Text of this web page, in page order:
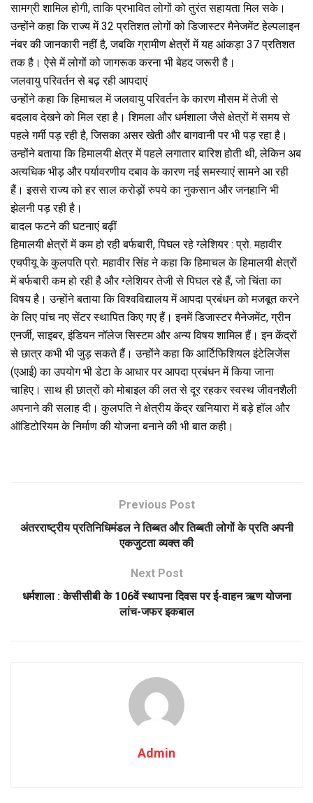
सामग्री शामिल होगी, ताकि प्रभावित लोगों को तुरंत सहायता मिल सके।
उन्होंने कहा कि राज्य में 32 प्रतिशत लोगों को डिजास्टर मैनेजमेंट हेल्पलाइन
नंबर की जानकारी नहीं है, जबकि ग्रामीण क्षेत्रों में यह आंकड़ा 37 प्रतिशत
तक है। ऐसे में लोगों को जागरूक करना भी बेहद जरूरी है।
जलवायु परिवर्तन से बढ़ रही आपदाएं
उन्होंने कहा कि हिमाचल में जलवायु परिवर्तन के कारण मौसम में तेजी से
बदलाव देखने को मिल रहा है। शिमला और धर्मशाला जैसे क्षेत्रों में समय से
पहले गर्मी पड़ रही है, जिसका असर खेती और बागवानी पर भी पड़ रहा है।
उन्होंने बताया कि हिमालयी क्षेत्र में पहले लगातार बारिश होती थी, लेकिन अब
अत्यधिक भीड़ और पर्यावरणीय दबाव के कारण नई समस्याएं सामने आ रही
हैं। इससे राज्य को हर साल करोड़ों रुपये का नुकसान और जनहानि भी
झेलनी पड़ रही है।
बादल फटने की घटनाएं बढ़ीं
हिमालयी क्षेत्रों में कम हो रही बर्फबारी, पिघल रहे ग्लेशियर : प्रो. महावीर
एचपीयू के कुलपति प्रो. महावीर सिंह ने कहा कि हिमाचल के हिमालयी क्षेत्रों
में बर्फबारी कम हो रही है और ग्लेशियर तेजी से पिघल रहे हैं, जो चिंता का
विषय है। उन्होंने बताया कि विश्वविद्यालय में आपदा प्रबंधन को मजबूत करने
के लिए पांच नए सेंटर स्थापित किए गए हैं। इनमें डिजास्टर मैनेजमेंट, ग्रीन
एनर्जी, साइबर, इंडियन नॉलेज सिस्टम और अन्य विषय शामिल हैं। इन केंद्रों
से छात्र कभी भी जुड़ सकते हैं। उन्होंने कहा कि आर्टिफिशियल इंटेलिजेंस
(एआई) का उपयोग भी डेटा के आधार पर आपदा प्रबंधन में किया जाना
चाहिए। साथ ही छात्रों को मोबाइल की लत से दूर रहकर स्वस्थ जीवनशैली
अपनाने की सलाह दी। कुलपति ने क्षेत्रीय केंद्र खनियारा में बड़े हॉल और
ऑडिटोरियम के निर्माण की योजना बनाने की भी बात कही।
Previous Post
अंतरराष्ट्रीय प्रतिनिधिमंडल ने तिब्बत और तिब्बती लोगों के प्रति अपनी
एकजुटता व्यक्त की
Next Post
धर्मशाला : केसीसीबी के 106वें स्थापना दिवस पर ई-वाहन ऋण योजना
लांच-जफर इकबाल
Admin